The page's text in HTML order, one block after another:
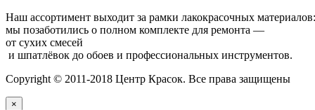
Наш ассортимент выходит за рамки лакокрасочных
мы позаботились о полном комплекте для ремонта —
от сухих смесей
и шпатлёвок до обоев и профессиональных инструментов.
Copyright © 2011-2018 Центр Красок. Все права защищены
×